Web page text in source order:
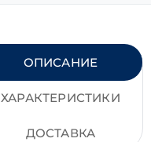
ОПИСАНИЕ
ХАРАКТЕРИСТИКИ
ДОСТАВКА